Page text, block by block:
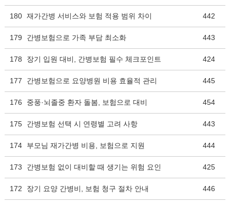
180 재가간병 서비스와 보험 적용 범위 차이 442
179 간병보험으로 가족 부담 최소화 443
178 장기 입원 대비, 간병보험 필수 체크포인트 424
177 간병보험으로 요양병원 비용 효율적 관리 445
176 중풍·뇌졸중 환자 돌봄, 보험으로 대비 454
175 간병보험 선택 시 연령별 고려 사항 443
174 부모님 재가간병 비용, 보험으로 지원 444
173 간병보험 없이 대비할 때 생기는 위험 요인 425
172 장기 요양 간병비, 보험 청구 절차 안내 446